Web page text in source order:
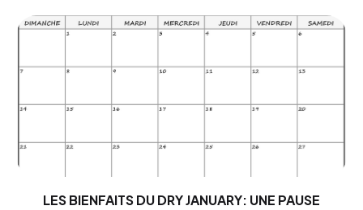
LES BIENFAITS DU DRY JANUARY: UNE PAUSE